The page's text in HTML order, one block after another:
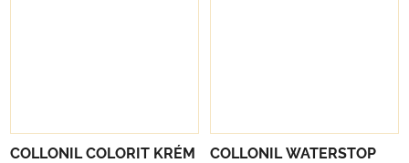
COLLONIL COLORIT KRÉM
COLLONIL WATERSTOP